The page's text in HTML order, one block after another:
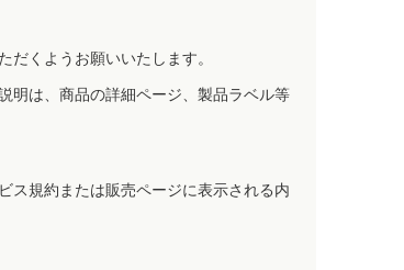
くようお願いいたします。
明は、商品の詳細ページ、製品ラベル等
ス規約または販売ページに表示される内